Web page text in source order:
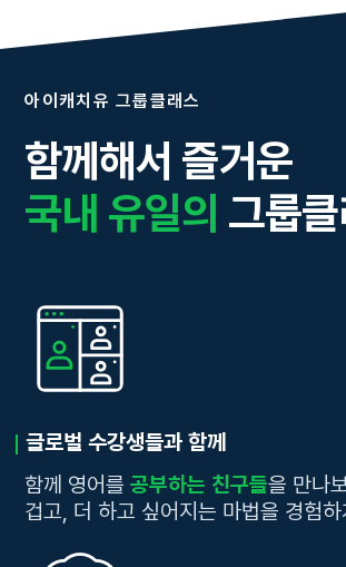
아이캐치유 그룹클래스
함께해서 즐거운
국내 유일의 그룹
글로벌 수강생들과 함께
함께 영어를공부하는 친구들을 만나
겁고, 더 하고 싶어지는 마법을 경험